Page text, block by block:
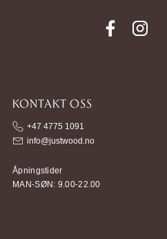
KONTAKT OSS
+47 4775 1091
info@justwood.no
Åpningstider
MAN-SØN: 9.00-22.00